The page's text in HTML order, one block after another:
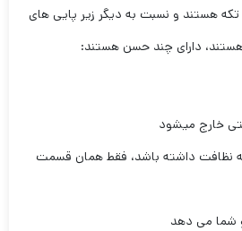
هستند و نسبت به دیگر زیر پایی های
دارای چند حسن هستند:
خارج میشود
نظافت داشته باشد، فقط همان قسمت
شما می دهد